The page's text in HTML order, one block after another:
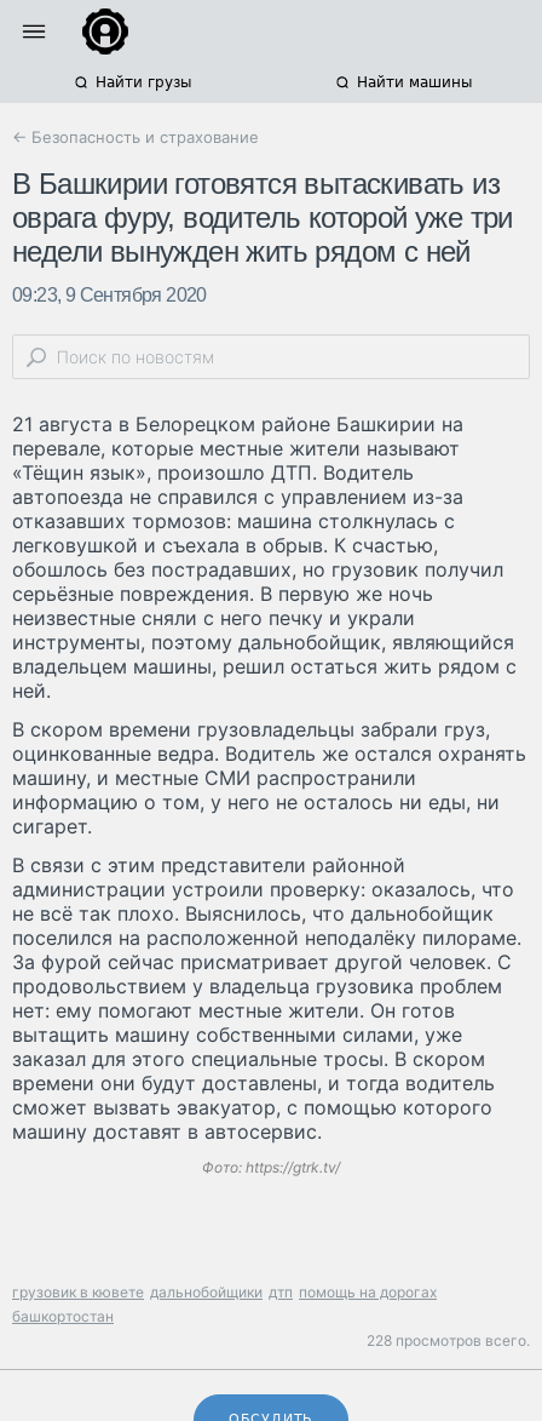
Найти грузы Найти машины
← Безопасность и страхование
В Башкирии готовятся вытаскивать из
оврага фуру, водитель которой уже три
недели вынужден жить рядом с ней
09:23, 9 Сентября 2020
21 августа в Белорецком районе Башкирии на
перевале, которые местные жители называют
«Тёщин язык», произошло ДТП. Водитель
автопоезда не справился с управлением из-за
отказавших тормозов: машина столкнулась с
легковушкой и съехала в обрыв. К счастью,
обошлось без пострадавших, но грузовик получил
серьёзные повреждения. В первую же ночь
неизвестные сняли с него печку и украли
инструменты, поэтому дальнобойщик, являющийся
владельцем машины, решил остаться жить рядом с
ней.
В скором времени грузовладельцы забрали груз,
оцинкованные ведра. Водитель же остался охранять
машину, и местные СМИ распространили
информацию о том, у него не осталось ни еды, ни
сигарет.
В связи с этим представители районной
администрации устроили проверку: оказалось, что
не всё так плохо. Выяснилось, что дальнобойщик
поселился на расположенной неподалёку пилораме.
За фурой сейчас присматривает другой человек. С
продовольствием у владельца грузовика проблем
нет: ему помогают местные жители. Он готов
вытащить машину собственными силами, уже
заказал для этого специальные тросы. В скором
времени они будут доставлены, и тогда водитель
сможет вызвать эвакуатор, с помощью которого
машину доставят в автосервис.
Фото: https://gtrk.tv/
грузовик в кювете дальнобойщики дтп помощь на дорогах
башкортостан
228 просмотров всего.